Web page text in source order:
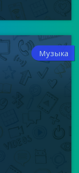
Музыка